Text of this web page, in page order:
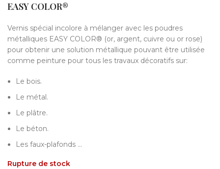
EASY COLOR®
Vernis spécial incolore à mélanger avec les poudres
métalliques EASY COLOR® (or, argent, cuivre ou or rose)
pour obtenir une solution métallique pouvant être utilisée
comme peinture pour tous les travaux décoratifs sur:
Le bois.
Le métal.
Le plâtre.
Le béton.
Les faux-plafonds …
Rupture de stock